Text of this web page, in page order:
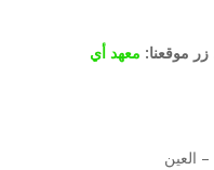
موقعنا: معهد أي
العين